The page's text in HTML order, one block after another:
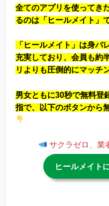
全てのアプリを使ってき
るのは「ヒールメイト」
「ヒールメイト」は身バ
充実しており、会員も約
リよりも圧倒的にマッチ
男女ともに30秒で無料登
指で、以下のボタンから
サクラゼロ、業
ヒールメイト